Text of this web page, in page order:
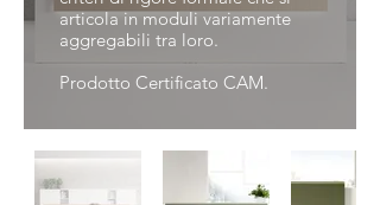
articola in moduli variamente
aggregabili tra loro.
Prodotto Certificato CAM.